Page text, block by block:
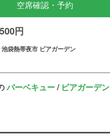
空席確認・予約
円
袋熱帯夜市 ビアガーデン
バーベキュー/ ビアガーデン